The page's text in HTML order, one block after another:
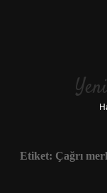
Etiket: Çağrı